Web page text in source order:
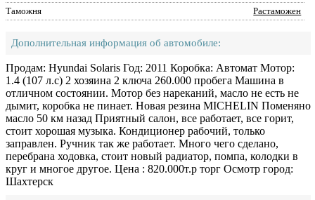
Таможня
Растаможен
Дополнительная информация об автомобиле:
Продам: Hyundai Solaris Год: 2011 Коробка: Автомат Мотор:
1.4 (107 л.с) 2 хозяина 2 ключа 260.000 пробега Машина в
отличном состоянии. Мотор без нареканий, масло не есть не
дымит, коробка не пинает. Новая резина MICHELIN Поменяно
масло 50 км назад Приятный салон, все работает, все горит,
стоит хорошая музыка. Кондиционер рабочий, только
заправлен. Ручник так же работает. Много чего сделано,
перебрана ходовка, стоит новый радиатор, помпа, колодки в
круг и многое другое. Цена : 820.000т.р торг Осмотр город:
Шахтерск